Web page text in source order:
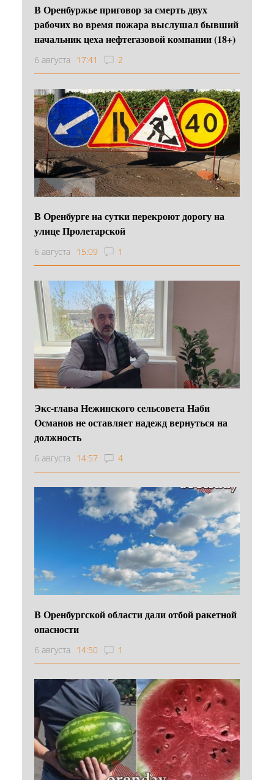
В Оренбуржье приговор за смерть двух
рабочих во время пожара выслушал бывший
начальник цеха нефтегазовой компании (18+)
6 августа 17:41 2
В Оренбурге на сутки перекроют дорогу на
улице Пролетарской
6 августа 15:09 1
Экс-глава Нежинского сельсовета Наби
Османов не оставляет надежд вернуться на
должность
6 августа 14:57 4
В Оренбургской области дали отбой ракетной
опасности
6 августа 14:50 1